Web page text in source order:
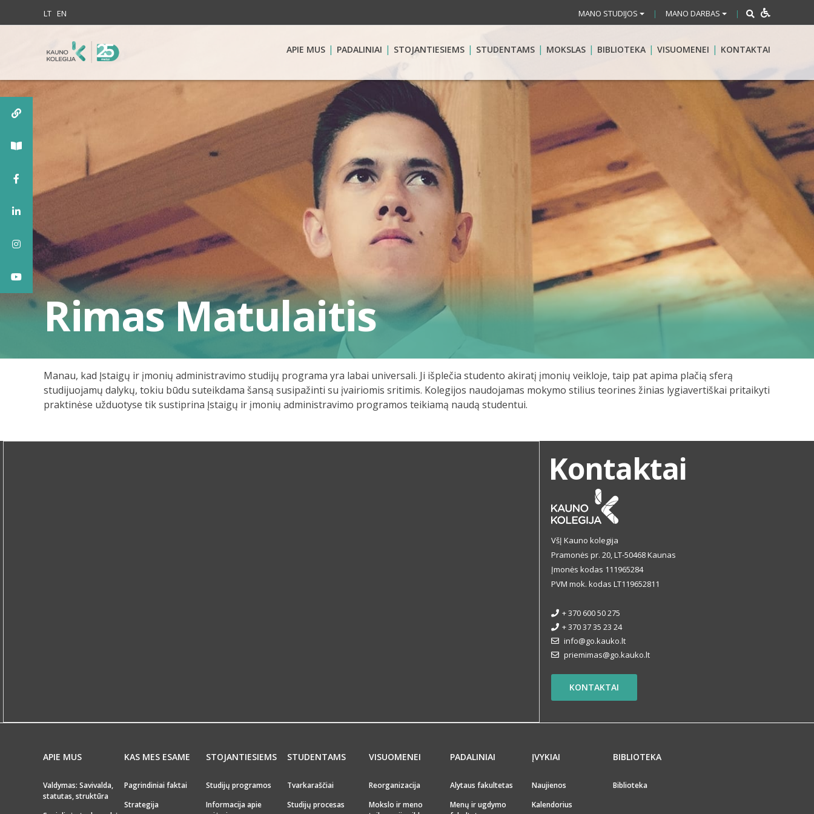
LT EN MANO STUDIJOS | MANO DARBAS |
APIE MUS PADALINIAI STOJANTIESIEMS STUDENTAMS MOKSLAS BIBLIOTEKA VISUOMENEI KONTAKTAI
Rimas Matulaitis
Manau, kad Įstaigų ir įmonių administravimo studijų programa yra labai universali. Ji išplečia studento akiratį įmonių veikloje, taip pat apima plačią sferą
studijuojamų dalykų, tokiu būdu suteikdama šansą susipažinti su įvairiomis sritimis. Kolegijos naudojamas mokymo stilius teorines žinias lygiavertiškai pritaikyti
praktinėse užduotyse tik sustiprina Įstaigų ir įmonių administravimo programos teikiamą naudą studentui.
Kontaktai
VšĮ Kauno kolegija
Pramonės pr. 20, LT-50468 Kaunas
Įmonės kodas 111965284
PVM mok. kodas LT119652811
+ 370 600 50 275
+ 370 37 35 23 24
info@go.kauko.lt
priemimas@go.kauko.lt
KONTAKTAI
APIE MUS
Valdymas: Savivalda,
statutas, struktūra
KAS MES ESAME
Pagrindiniai faktai
Strategija
STOJANTIESIEMS
Studijų programos
Informacija apie
STUDENTAMS
Tvarkaraščiai
Studijų procesas
VISUOMENEI
Reorganizacija
Mokslo ir meno
PADALINIAI
Alytaus fakultetas
Menų ir ugdymo
ĮVYKIAI
Naujienos
Kalendorius
BIBLIOTEKA
Biblioteka